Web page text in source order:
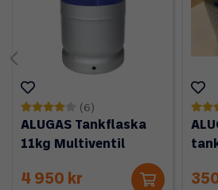
(6)
ALUGAS Tankflaska
11kg Multiventil
4 950 kr